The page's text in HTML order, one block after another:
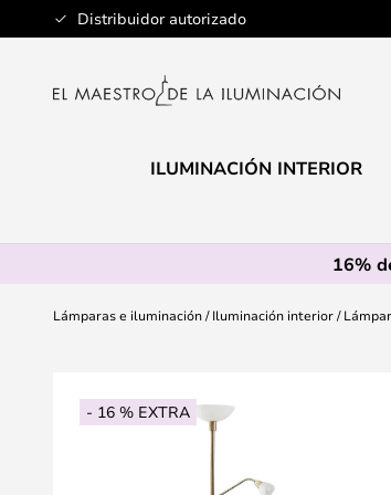
Distribuidor autorizado
Ir
al
ILUMINACIÓN INTERIOR
16%
Lámparas e iluminación Iluminación interior
- 16 % EXTRA